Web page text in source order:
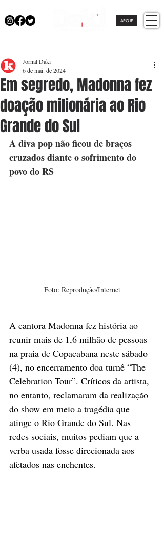
APOIE
Em segredo, Madonna fez
doação milionária ao Rio
Grande do Sul
Jornal Daki
6 de mai. de 2024
A diva pop não ficou de braços
cruzados diante o sofrimento do
povo do RS
Foto: Reprodução/Internet
A cantora Madonna fez história ao
reunir mais de 1,6 milhão de pessoas
na praia de Copacabana neste sábado
(4), no encerramento doa turnê “The
Celebration Tour”. Críticos da artista,
no entanto, reclamaram da realização
do show em meio a tragédia que
atinge o Rio Grande do Sul. Nas
redes sociais, muitos pediam que a
verba usada fosse direcionada aos
afetados nas enchentes.